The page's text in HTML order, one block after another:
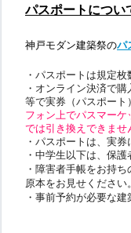
パスポートについ
神戸モダン建築祭のパ
・パスポートは規定
・オンライン決済で
等で実券（パスポート
フォン上でパスマー
では引き換えできませ
・パスポートは、実
・中学生以下は、保
・障害者手帳をお持
原本をお見せください。
・事前予約が必要な